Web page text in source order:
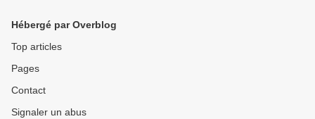
Hébergé par Overblog
Top articles
Pages
Contact
Signaler un abus